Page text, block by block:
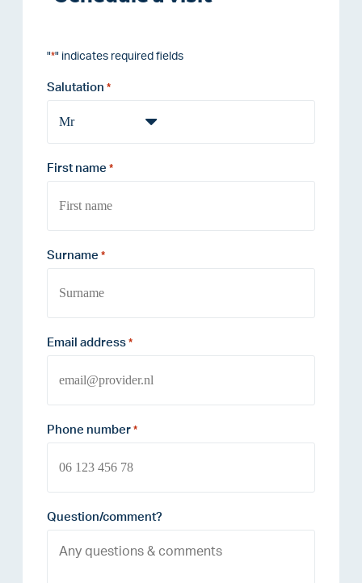
"*" indicates required fields
Salutation *
First name *
Surname *
Email address *
Phone number *
Question/comment?